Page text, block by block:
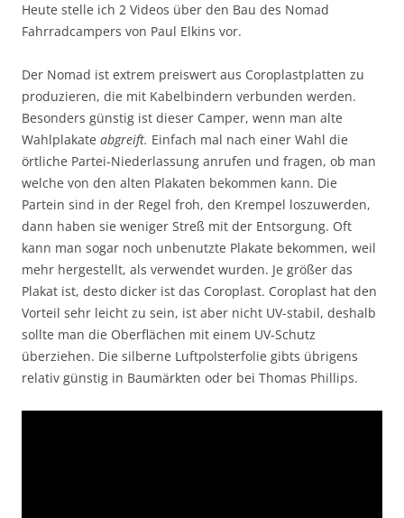
Heute stelle ich 2 Videos über den Bau des Nomad
Fahrradcampers von Paul Elkins vor.
Der Nomad ist extrem preiswert aus Coroplastplatten zu
produzieren, die mit Kabelbindern verbunden werden.
Besonders günstig ist dieser Camper, wenn man alte
Wahlplakate abgreift. Einfach mal nach einer Wahl die
örtliche Partei-Niederlassung anrufen und fragen, ob man
welche von den alten Plakaten bekommen kann. Die
Partein sind in der Regel froh, den Krempel loszuwerden,
dann haben sie weniger Streß mit der Entsorgung. Oft
kann man sogar noch unbenutzte Plakate bekommen, weil
mehr hergestellt, als verwendet wurden. Je größer das
Plakat ist, desto dicker ist das Coroplast. Coroplast hat den
Vorteil sehr leicht zu sein, ist aber nicht UV-stabil, deshalb
sollte man die Oberflächen mit einem UV-Schutz
überziehen. Die silberne Luftpolsterfolie gibts übrigens
relativ günstig in Baumärkten oder bei Thomas Phillips.